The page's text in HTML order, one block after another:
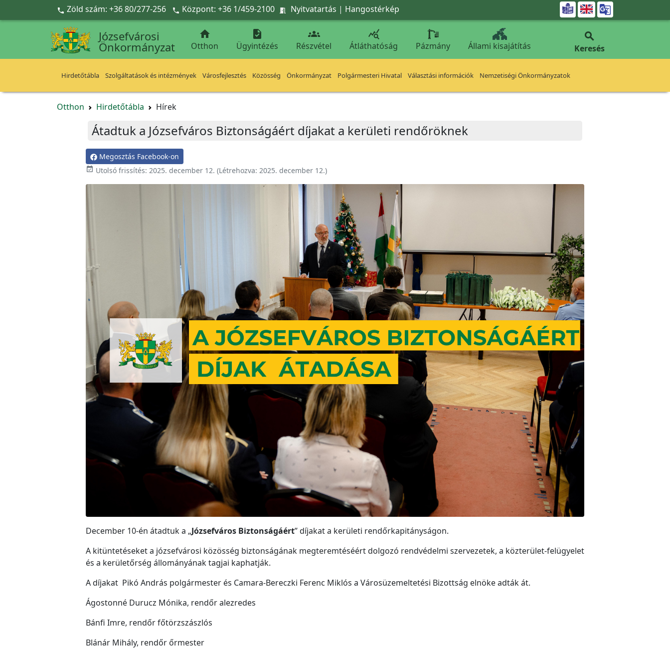
Ugrás a fő tartalomra
 Zöld szám: +36 80/277-256  Központ: +36 1/459-2100  Nyitvatartás | Hangostérkép 
Józsefvárosi
Önkormányzat

Otthon

Ügyintézés

Részvétel

Átláthatóság Pázmány Állami kisajátítás

Keresés
Hirdetőtábla Szolgáltatások és intézmények Városfejlesztés Közösség Önkormányzat Polgármesteri Hivatal Választási információk Nemzetiségi Önkormányzatok
Otthon Hirdetőtábla Hírek
Átadtuk a Józsefváros Biztonságáért díjakat a kerületi rendőröknek
Megosztás Facebook-on
 Utolsó frissítés: 2025. december 12. (Létrehozva: 2025. december 12.)
December 10-én átadtuk a „Józsefváros Biztonságáért” díjakat a kerületi rendőrkapitányságon.
A kitüntetéseket a józsefvárosi közösség biztonságának megteremtéséért dolgozó rendvédelmi szervezetek, a közterület-felügyelet
és a kerületőrség állományának tagjai kaphatják.
A díjakat Pikó András polgármester és Camara-Bereczki Ferenc Miklós a Városüzemeltetési Bizottság elnöke adták át.
Ágostonné Durucz Mónika, rendőr alezredes
Bánfi Imre, rendőr főtörzszászlós
Blánár Mihály, rendőr őrmester